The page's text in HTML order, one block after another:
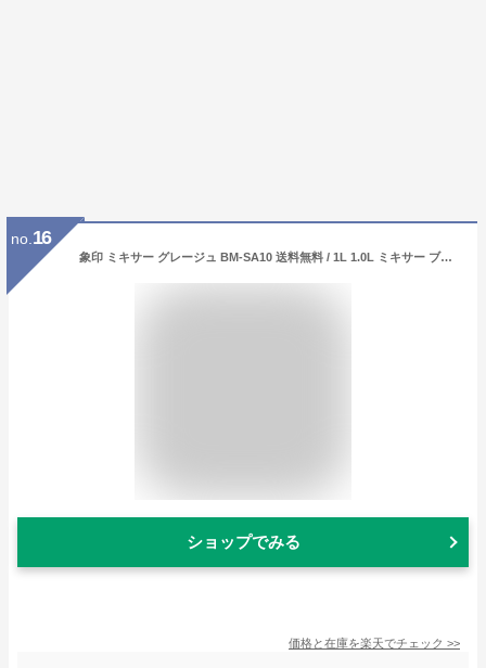
no. 16
象印 ミキサー グレージュ BM-SA10 送料無料 / 1L 1.0L ミキサー ブレンダー ジューサー 氷も砕ける スムージー スープ ポタージュ ジュース アイス ケーキ 軽量 お手入れ簡単 ZOJIRUSHI キッチン家電 調理家電 JGS
ショップでみる
価格と在庫を楽天でチェック >>